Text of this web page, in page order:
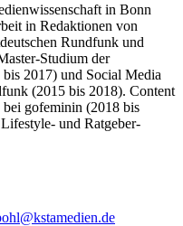
in Bonn
in Redaktionen von
Rundfunk und
Studium der
2017) und Social Media
(2015 bis 2018). Content
gofeminin (2018 bis
und Ratgeber-